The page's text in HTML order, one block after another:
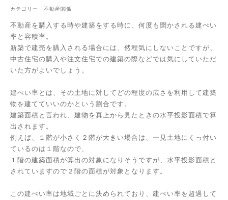
カテゴリー 不動産関係
不動産を購入する時や建築をする時に、何度も聞かされる建ぺい
率と容積率。
新築で建売を購入される場合には、然程気にしないことですが、
中古住宅の購入や注文住宅での建築の際などでは気にしていただ
いた方がよいでしょう。
建ぺい率とは、その土地に対してどの程度の広さを利用して建築
物を建てていいのかという割合です。
建築面積と言われ、建物を真上から見たときの水平投影面積で算
出されます。
例えば、１階が小さく２階が大きい場合は、一見土地にくっ付い
ているのは１階なので、
１階の建築面積が算出の対象になりそうですが、水平投影面積と
されていますので２階の面積が対象となります。
この建ぺい率は地域ごとに決められており、建ぺい率を超過して